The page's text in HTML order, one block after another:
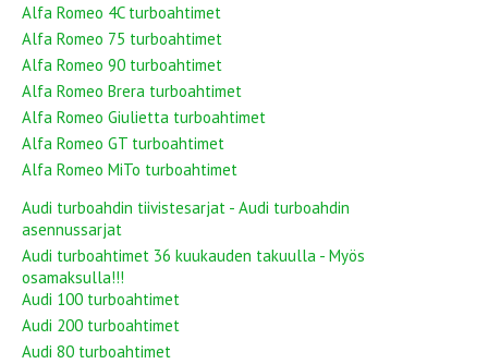
Alfa Romeo 4C turboahtimet
Alfa Romeo 75 turboahtimet
Alfa Romeo 90 turboahtimet
Alfa Romeo Brera turboahtimet
Alfa Romeo Giulietta turboahtimet
Alfa Romeo GT turboahtimet
Alfa Romeo MiTo turboahtimet
Audi turboahdin tiivistesarjat - Audi turboahdin
asennussarjat
Audi turboahtimet 36 kuukauden takuulla - Myös
osamaksulla!!!
Audi 100 turboahtimet
Audi 200 turboahtimet
Audi 80 turboahtimet